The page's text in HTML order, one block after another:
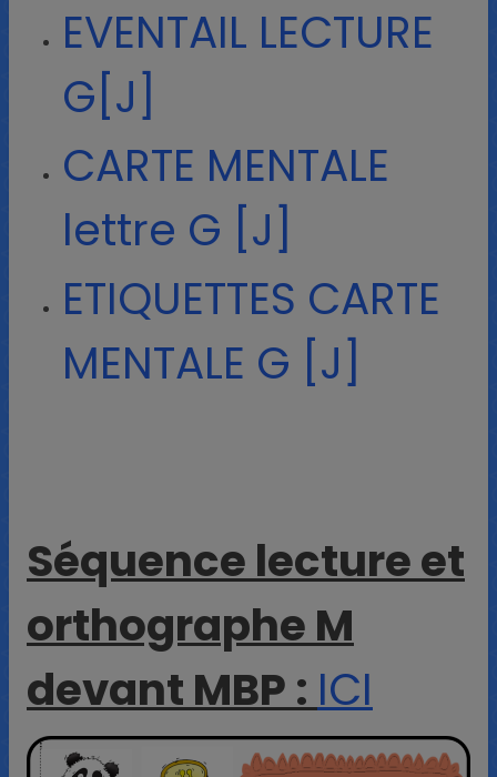
EVENTAIL LECTURE
G[J]
CARTE MENTALE
lettre G [J]
ETIQUETTES CARTE
MENTALE G [J]
Séquence lecture et
orthographe M
devant MBP : ICI